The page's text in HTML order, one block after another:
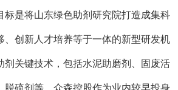
是将山东绿色助剂研究院打造成集科
创新人才培养等于一体的新型研发机
关键技术，包括水泥助磨剂、固废活
硫剂等。众森控股作为业内较早投身